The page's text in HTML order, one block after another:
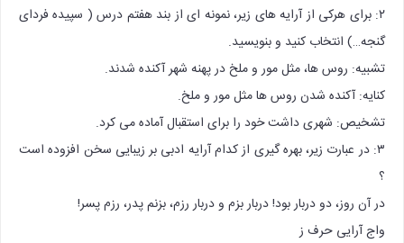
۲: برای هرکی از آرایه های زیر، نمونه ای از بند هفتم درس ( سپیده فردای
گنجه…) انتخاب کنید و بنویسید.
تشبیه: روس ها، مثل مور و ملخ در پهنه شهر آکنده شدند.
کنایه: آکنده شدن روس ها مثل مور و ملخ.
تشخیص: شهری داشت خود را برای استقبال آماده می کرد.
۳: در عبارت زیر، بهره گیری از کدام آرایه ادبی بر زیبایی سخن افزوده است
؟
در آن روز، دو دربار بود! دربار بزم و دربار رزم، بزنم پدر، رزم پسر!
واج آرایی حرف ز